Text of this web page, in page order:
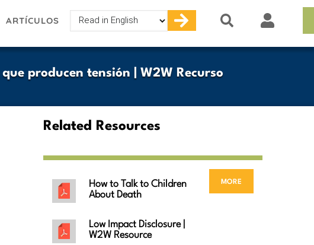
ARTÍCULOS
Select
your
producen tensión | W2W Recurso
Related Resources
more
How to Talk to Children
About Death
Low Impact Disclosure |
W2W Resource